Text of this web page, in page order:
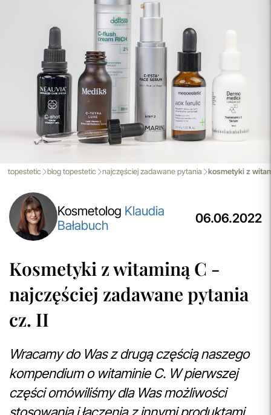
efektywnej realizacji zamówień w naszym sklepie. Dzięki
nowoczesnemu magazynowi oraz zaawansowanym
technologicznie systemom IT, zamówienia są zazwyczaj
wysyłane i dostarczane w ciągu zaledwie 24 godzin
momentu złożenia.
przeczytaj więcej
Porady Kosmetologów
Nowa jakość pielęgnacji z Topestetic! Skorzystaj z
indywidualnej konsultacji
kosmetologicznej, która
pomoże Ci dobrać idealne produkty do potrzeb Twojej
skóry. Zaufaj naszym specjalistom i zadbaj o swoją cerę jak
nigdy dotąd!
przeczytaj więcej
topestetic blog topestetic najczęściej zadawane pytania kosmetyki z
Kosmetolog Klaudia
Bałabuch
06.06.2022
Kosmetyki z witaminą C -
najczęściej zadawane pytania
cz. II
Wracamy do Was z drugą częścią naszego
kompendium o witaminie C. W pierwszej
części omówiliśmy dla Was możliwości